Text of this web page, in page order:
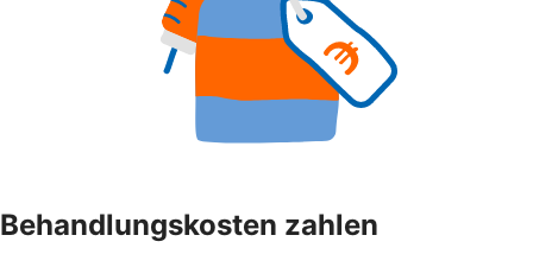
Behandlungskosten zahlen